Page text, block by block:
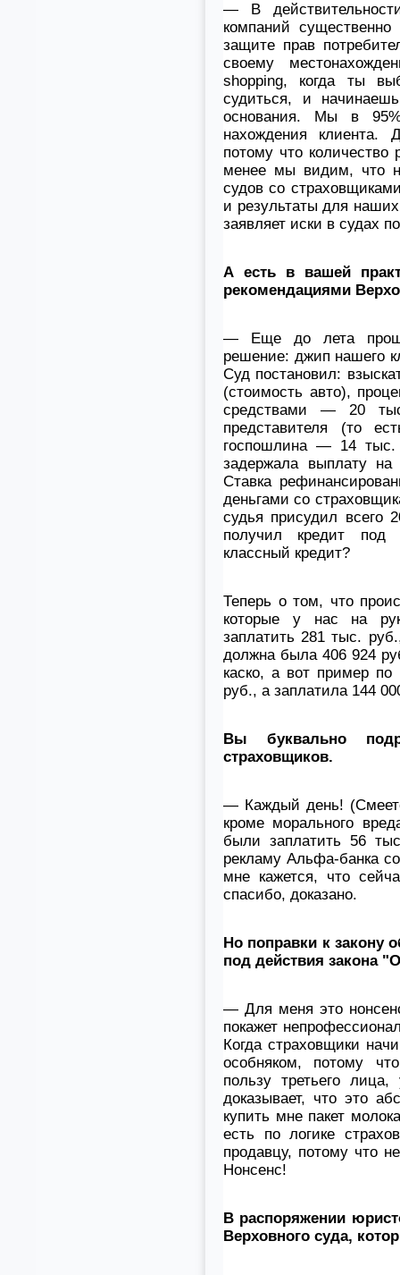
— В
компаний
защите прав
своему
shopping, когда ты
судиться, и
основания. Мы в
нахождения клиента.
потому что
менее мы видим, что
судов со
и результаты для
заявляет иски в судах
А есть в вашей
рекомендациями
— Еще до лета
решение: джип нашего
Суд постановил:
(стоимость авто),
средствами — 20
представителя (то
госпошлина — 14 тыс.
задержала выплату
Ставка
деньгами со
судья присудил всего
получил кредит под
классный кредит?
Теперь о том, что
которые у нас на
заплатить 281 тыс.
должна была 406 924
каско, а вот пример
руб., а заплатила 144
Вы буквально
страховщиков.
— Каждый день!
кроме морального
были заплатить 56
рекламу Альфа-банка
мне кажется, что
спасибо, доказано.
Но поправки к закону
под действия закона
— Для меня это
покажет
Когда страховщики
особняком, потому
пользу третьего
доказывает, что это
купить мне пакет
есть по логике
продавцу, потому что
Нонсенс!
В распоряжении
Верховного суда,